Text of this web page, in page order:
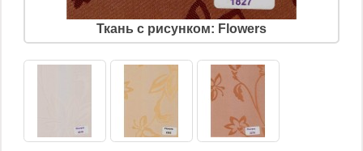
Ткань с рисунком: Flowers